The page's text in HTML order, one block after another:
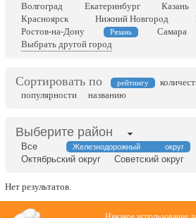
Волгоград
Екатеринбург Казань
Красноярск
Нижний Новгород
Ростов-на-Дону
Рязань Самара
Выбрать другой город
Сортировать по рейтингу
популярности
названию
Выберите район
Все Железнодорожный округ
Октябрьский округ
Советский округ
Нет результатов.